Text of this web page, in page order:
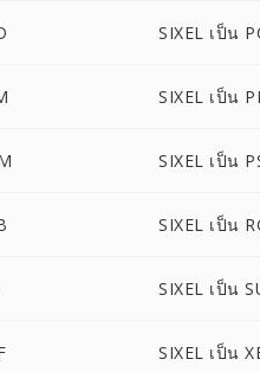
SIXEL เป็น
SIXEL เป็น
SIXEL เป็น
SIXEL เป็น
SIXEL เป็น
SIXEL เป็น